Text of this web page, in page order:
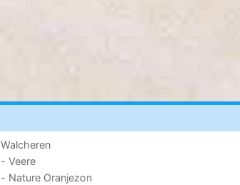
Walcheren
- Veere
- Nature Oranjezon